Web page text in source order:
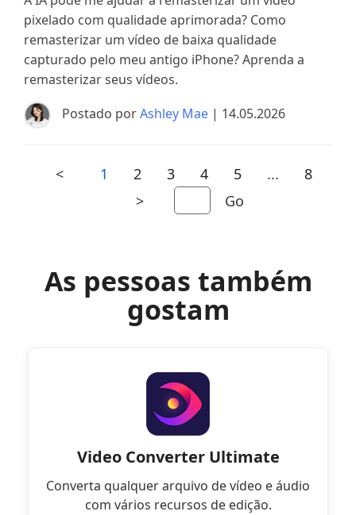
pixelado com qualidade aprimorada? Como
remasterizar um vídeo de baixa qualidade
capturado pelo meu antigo iPhone? Aprenda a
remasterizar seus vídeos.
Postado porAshley Mae | 14.05.2026
< 1 2 3 4 5 ...
8
>
Go
As pessoas também
gostam
Video Converter Ultimate
Converta qualquer arquivo de vídeo e áudio
com vários recursos de edição.